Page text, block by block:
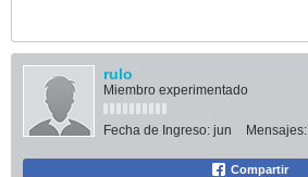
rulo
Miembro experimentado
Fecha de Ingreso: jun Mensajes:
Compartir